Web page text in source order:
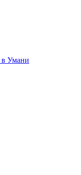
в Умани